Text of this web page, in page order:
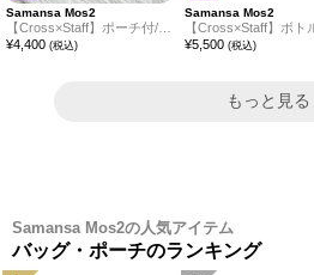
Samansa Mos2
¥4,400 (税込)
Samansa Mos2
¥5,500 (税込)
もっと見る
Samansa Mos2の人気アイテム
バッグ・ポーチのランキング